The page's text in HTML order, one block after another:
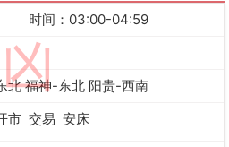
凶
时间：03:00-04:59
北 福神-东北 阳贵-西南
市 交易 安床